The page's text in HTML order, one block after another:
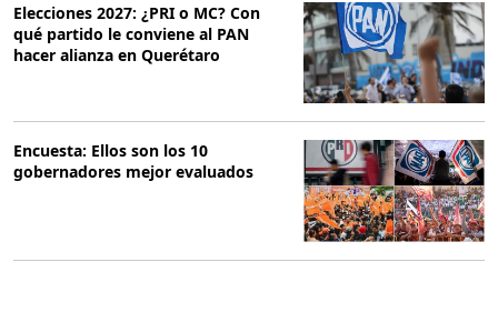
Elecciones 2027: ¿PRI o MC? Con
qué partido le conviene al PAN
hacer alianza en Querétaro
Encuesta: Ellos son los 10
gobernadores mejor evaluados